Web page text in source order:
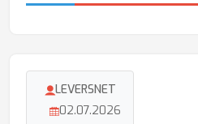
LEVERSNET
02.07.2026